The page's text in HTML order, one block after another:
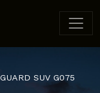
SUV G075